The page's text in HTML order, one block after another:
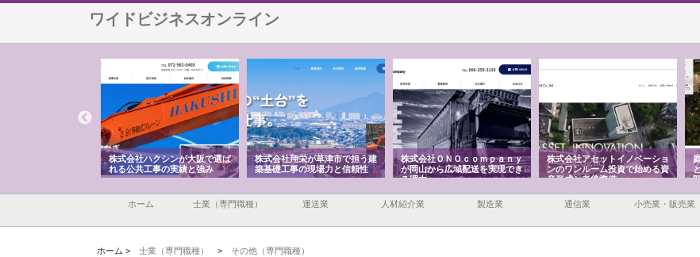
ワイドビジネスオンライン
株式会社ハクシンが大阪で選ば
れる公共工事の実績と強み
株式会社翔栄が草津市で担う建
築基礎工事の現場力と信頼性
株式会社ＯＮＯｃｏｍｐａｎｙ
が岡山から広域配送を実現でき
る理由
株式会社アセットイノベーショ
ンのワンルーム投資で始める資
産形成と老後準備
ホーム 士業（専門職種） 運送業 人材紹介業 製造業 通信業 小売業・販売業
ホーム > 士業（専門職種） > その他（専門職種）